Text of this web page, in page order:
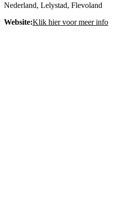
Nederland, Lelystad, Flevoland
Website:Klik hier voor meer info